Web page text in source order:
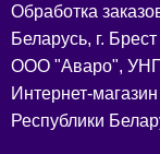
Обработка
Беларусь, г.
ООО "Аваро",
Интернет-
Республики